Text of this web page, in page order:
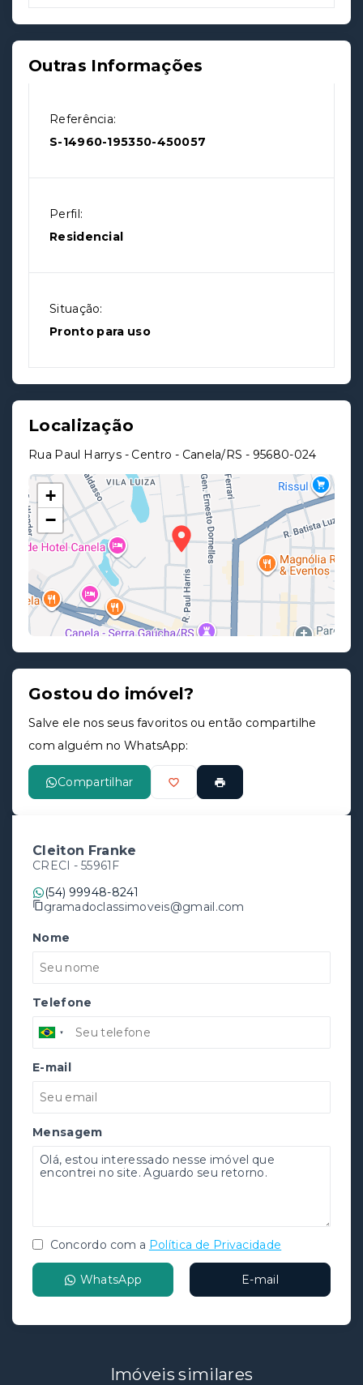
Outras Informações
Referência:
S-14960-195350-450057
Perfil:
Residencial
Situação:
Pronto para uso
Localização
Rua Paul Harrys - Centro - Canela/RS - 95680-024
+
−
Gostou do imóvel?
Salve ele nos seus favoritos ou então compartilhe
com alguém no WhatsApp:
Compartilhar
Cleiton Franke
CRECI - 55961F
(54) 99948-8241
gramadoclassimoveis@gmail.com
Nome
Telefone
E-mail
Mensagem
Concordo com a Política de Privacidade
WhatsApp E-mail
Imóveis similares